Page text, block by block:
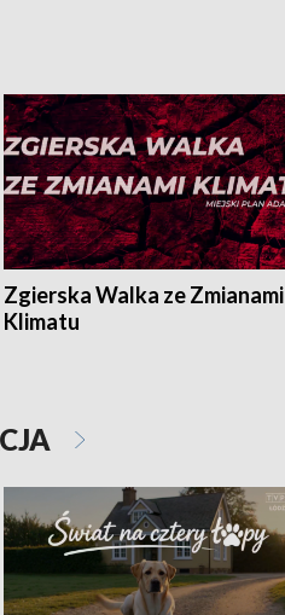
Zgierska Walka ze Zmianami
Klimatu